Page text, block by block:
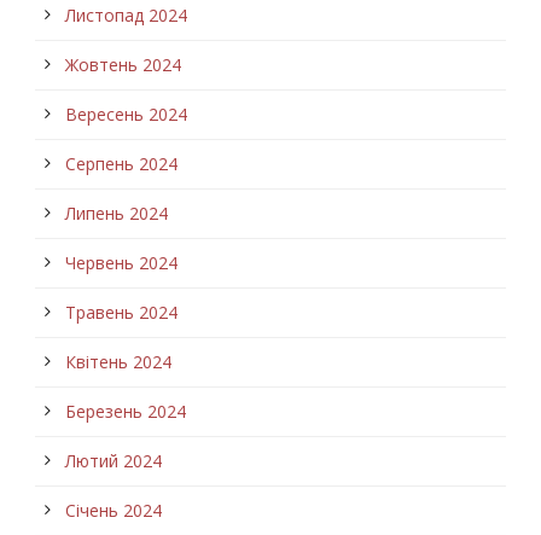
Листопад 2024
Жовтень 2024
Вересень 2024
Серпень 2024
Липень 2024
Червень 2024
Травень 2024
Квітень 2024
Березень 2024
Лютий 2024
Січень 2024